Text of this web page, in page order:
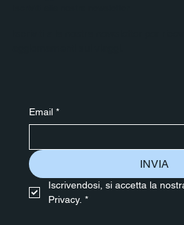
Email *
INVIA
Iscrivendosi, si accetta la
Privacy. *